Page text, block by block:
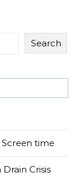
Search
time
Crisis